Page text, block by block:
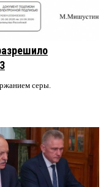
серы.